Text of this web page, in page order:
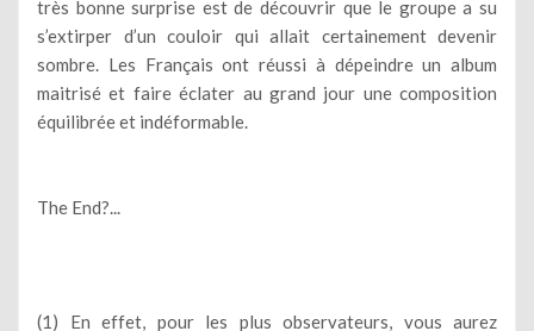
très bonne surprise est de découvrir que le groupe a su
s’extirper d’un couloir qui allait certainement devenir
sombre. Les Français ont réussi à dépeindre un album
maitrisé et faire éclater au grand jour une composition
équilibrée et indéformable.
The End?...
(1) En effet, pour les plus observateurs, vous aurez